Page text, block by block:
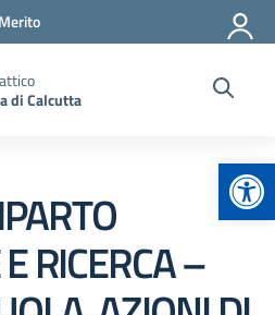
di Calcutta
RICERCA –